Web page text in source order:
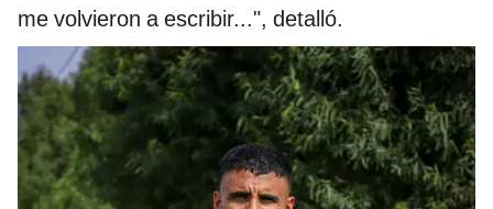
me volvieron a escribir...", detalló.